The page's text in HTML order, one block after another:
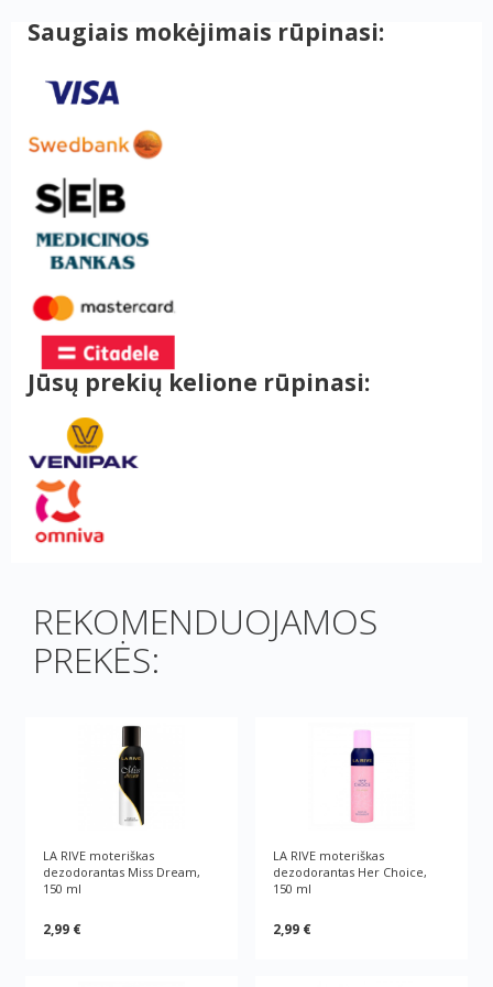
Saugiais mokėjimais rūpinasi:
Jūsų prekių kelione rūpinasi:
REKOMENDUOJAMOS
PREKĖS:
LA RIVE moteriškas
dezodorantas Miss Dream,
150 ml
2,99 €
LA RIVE moteriškas
dezodorantas Her Choice,
150 ml
2,99 €